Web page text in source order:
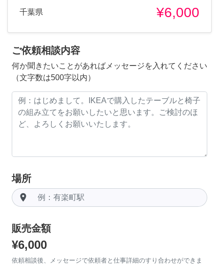
千葉県 ¥6,000
ご依頼相談内容
何か聞きたいことがあればメッセージを入れてください
（文字数は500字以内）
場所
room
販売金額
¥6,000
依頼相談後、メッセージで依頼者と仕事詳細のすり合わせができま